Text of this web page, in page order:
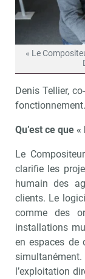
« Le
Denis Tellier,
fonctionnement.
Qu’est ce que
Le
clarifie les
humain des
clients. Le
comme des
installations
en espaces de
l’exploitation